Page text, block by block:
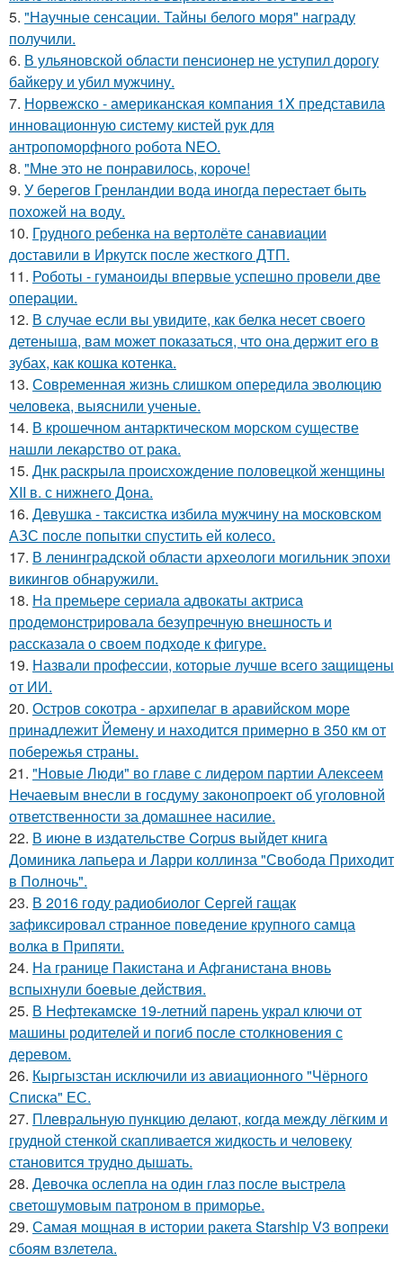
5. "Научные сенсации. Тайны белого моря" награду
получили.
6. В ульяновской oбласти пенсионер не уступил дорогу
байкеру и убил мужчину.
7. Норвежско - американская компания 1X представила
инновационную систему кистей рук для
антропоморфного робота NEO.
8. "Мне это не понравилось, короче!
9. У берегов Гренландии вода иногда перестает быть
похожей на воду.
10. Грудного ребенка на вертолёте санавиации
доставили в Иркутск после жесткого ДТП.
11. Роботы - гуманоиды впервые успешно провели две
операции.
12. В случае если вы увидите, как белка несет своего
детеныша, вам может показаться, что она держит его в
зубах, как кошка котенка.
13. Современная жизнь слишком опередила эволюцию
человека, выяснили ученые.
14. В крошечном антарктическом морском существе
нашли лекарство от рака.
15. Днк раскрыла происхождение половецкой женщины
XII в. с нижнего Дона.
16. Девушка - таксистка избила мужчину на московском
АЗС после попытки спустить ей колесо.
17. В ленинградской области археологи могильник эпохи
викингов обнаружили.
18. На премьере сериала адвокаты актриса
продемонстрировала безупречную внешность и
рассказала о своем подходе к фигуре.
19. Назвали профессии, которые лучше всего защищены
от ИИ.
20. Остров сокотра - архипелаг в аравийском море
принадлежит Йемену и находится примерно в 350 км от
побережья страны.
21. "Новые Люди" во главе с лидером партии Алексеем
Нечаевым внесли в госдуму законопроект об уголовной
ответственности за домашнее насилие.
22. В июне в издательстве Corpus выйдет книга
Доминика лапьера и Ларри коллинза "Свобода Приходит
в Полночь".
23. В 2016 году радиобиолог Сергей гащак
зафиксировал странное поведение крупного самца
волка в Припяти.
24. На границе Пакистана и Афганистана вновь
вспыхнули боевые действия.
25. В Нефтекамске 19-летний парень украл ключи от
машины родителей и погиб после столкновения с
деревом.
26. Кыргызстан исключили из авиационного "Чёрного
Списка" ЕС.
27. Плевральную пункцию делают, когда между лёгким и
грудной стенкой скапливается жидкость и человеку
становится трудно дышать.
28. Девочка ослепла на один глаз после выстрела
светошумовым патроном в приморье.
29. Самая мощная в истории ракета Starship V3 вопреки
сбоям взлетела.